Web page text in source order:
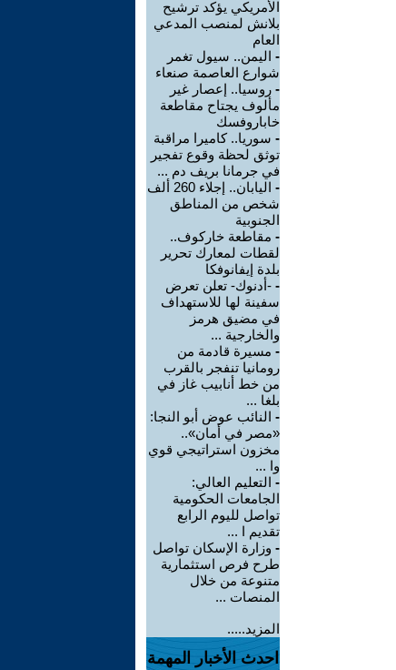
الأمريكي يؤكد ترشيح
بلانش لمنصب المدعي
العام
- اليمن.. سيول تغمر
شوارع العاصمة صنعاء
- روسيا.. إعصار غير
مألوف يجتاح مقاطعة
خاباروفسك
- سوريا.. كاميرا مراقبة
توثق لحظة وقوع تفجير
في جرمانا بريف دم ...
-
اليابان.. إجلاء 260 ألف
شخص من المناطق
الجنوبية
- مقاطعة خاركوف..
لقطات لمعارك تحرير
بلدة إيفانوفكا
- -أدنوك- تعلن تعرض
سفينة لها للاستهداف
في مضيق هرمز
والخارجية ...
- مسيرة قادمة من
رومانيا تنفجر بالقرب
من خط أنابيب غاز في
بلغا ...
- النائب عوض أبو النجا:
«مصر في أمان»..
مخزون استراتيجي قوي
وا ...
- التعليم العالي:
الجامعات الحكومية
تواصل لليوم الرابع
تقديم ا ...
- وزارة الإسكان تواصل
طرح فرص استثمارية
متنوعة من خلال
المنصات ...
المزيد.....
احدث الأخبار المهمة